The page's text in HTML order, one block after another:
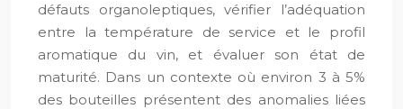
défauts organoleptiques, vérifier l’adéquation
entre la température de service et le profil
aromatique du vin, et évaluer son état de
maturité. Dans un contexte où environ 3 à 5%
des bouteilles présentent des anomalies liées